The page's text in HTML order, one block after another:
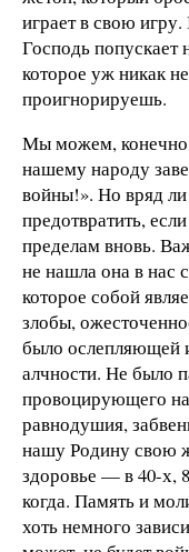
играет в свою
Господь попускает
которое уж никак
проигнорируешь.
Мы можем, конечно,
нашему народу
войны!». Но вряд ли
предотвратить,
пределам вновь.
не нашла она в нас
которое собой
злобы,
было ослепляющей
алчности. Не было
провоцирующего
равнодушия,
нашу Родину свою
здоровье — в 40-х,
когда. Память и
хоть немного